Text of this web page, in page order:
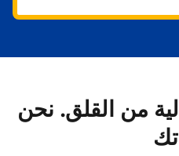
من القلق. نحن